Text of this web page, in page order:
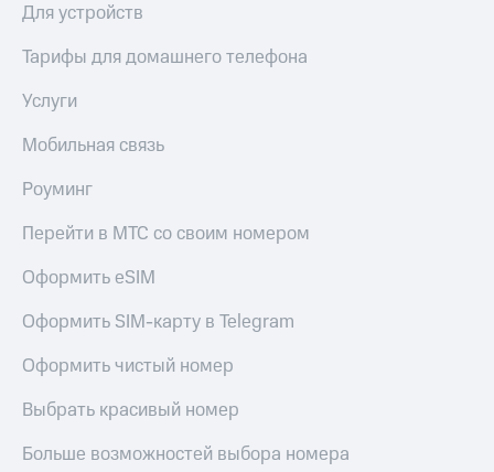
Для устройств
Тарифы для домашнего телефона
Услуги
Мобильная связь
Роуминг
Перейти в МТС со своим номером
Оформить eSIM
Оформить SIM-карту в Telegram
Оформить чистый номер
Выбрать красивый номер
Больше возможностей выбора номера